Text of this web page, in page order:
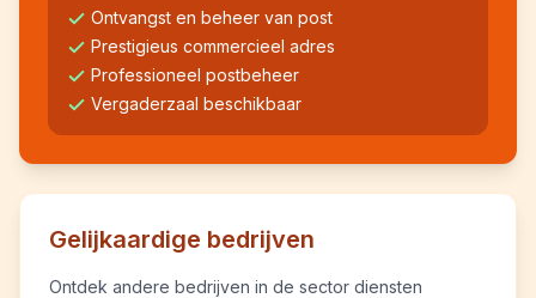
Ontvangst en beheer van post
Prestigieus commercieel adres
Professioneel postbeheer
Vergaderzaal beschikbaar
Gelijkaardige bedrijven
Ontdek andere bedrijven in de sector diensten